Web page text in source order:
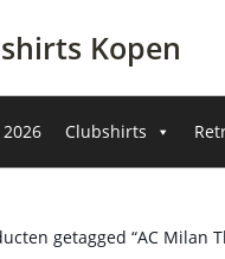
Kopen
2026 Clubshirts
getagged “AC Milan